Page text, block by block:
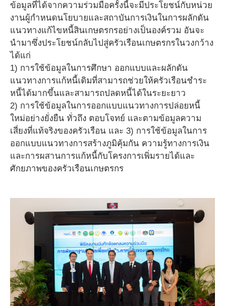
ข้อมูลที่ได้จากความร่วมมือครั้งนี้จะมีประโยชน์กับหน่วย
งานผู้กำหนดนโยบายและสถาบันการเงินในการผลักดัน
แนวทางแก้ไขหนี้สินเกษตรกรอย่างเป็นองค์รวม อันจะ
นำมาซึ่งประโยชน์กลับไปสู่ครัวเรือนเกษตรกรในวงกว้าง
ได้แก่
1) การใช้ข้อมูลในการศึกษา ออกแบบและผลักดัน
แนวทางการแก้หนี้เดิมที่สามารถช่วยให้ครัวเรือนชำระ
หนี้ได้มากขึ้นและสามารถปลดหนี้ได้ในระยะยาว
2) การใช้ข้อมูลในการออกแบบแนวทางการปล่อยหนี้
ใหม่อย่างยั่งยืน ทั่วถึง ตอบโจทย์ และตามข้อมูลความ
เสี่ยงที่แท้จริงของครัวเรือน และ 3) การใช้ข้อมูลในการ
ออกแบบแนวทางการสร้างภูมิคุ้มกัน ความรู้ทางการเงิน
และการผสานการแก้หนี้กับโครงการเพิ่มรายได้และ
ศักยภาพของครัวเรือนเกษตรกร